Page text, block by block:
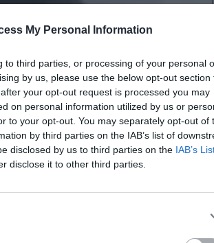
My Personal Information
to third parties, or processing of your personal
by us, please use the below opt-out section
your opt-out request is processed you may
on personal information utilized by us or
to your opt-out. You may separately opt-out of
by third parties on the IAB’s list of
disclosed by us to third parties on the IAB’s
disclose it to other third parties.